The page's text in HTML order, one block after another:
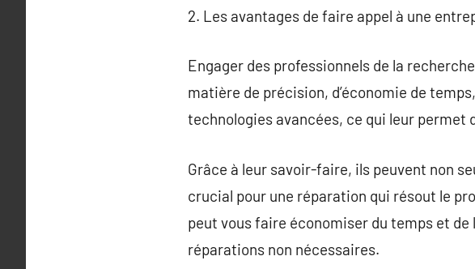
2. Les avantages de faire appel à une
Engager des professionnels de la
matière de précision, d’économie de
technologies avancées, ce qui leur permet
Grâce à leur savoir-faire, ils peuvent non
crucial pour une réparation qui résout le
peut vous faire économiser du temps et
réparations non nécessaires.